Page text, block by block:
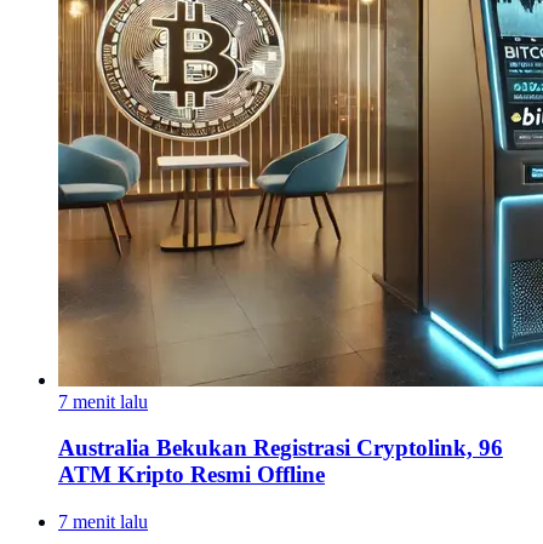
7 menit lalu
Australia Bekukan Registrasi Cryptolink, 96
ATM Kripto Resmi Offline
7 menit lalu